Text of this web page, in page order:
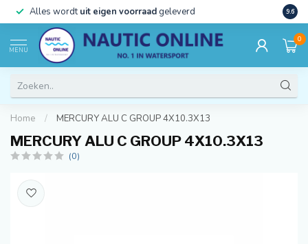
Alles wordtuit eigen voorraad geleverd 9.6
MENU
0
Home / MERCURY ALU C GROUP 4X10.3X13
MERCURY ALU C GROUP 4X10.3X13
(0)